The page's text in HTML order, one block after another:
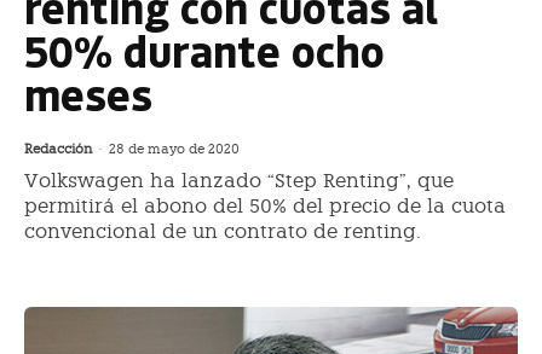
50% durante ocho
meses
Redacción - 28 de mayo de 2020
Volkswagen ha lanzado “Step Renting”, que
permitirá el abono del 50% del precio de la cuota
convencional de un contrato de renting.